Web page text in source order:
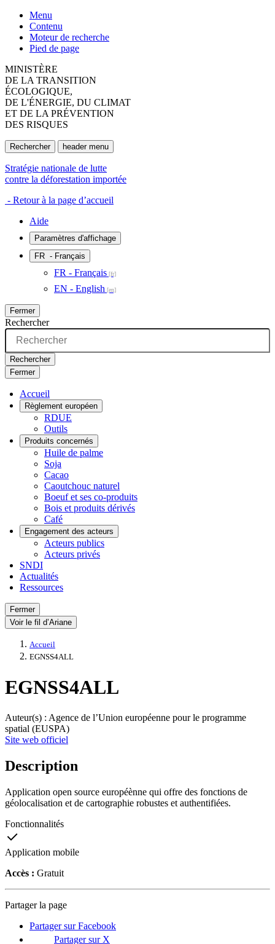
Menu
Contenu
Moteur de recherche
Pied de page
MINISTÈRE
DE LA TRANSITION
ÉCOLOGIQUE,
DE L'ÉNERGIE, DU CLIMAT
ET DE LA PRÉVENTION
DES RISQUES
Rechercher header menu
Stratégie nationale de lutte
contre la déforestation importée
- Retour à la page d’accueil
Aide
Paramètres d'affichage
FR - Français
FR - Français
EN - English
Fermer
Rechercher
Rechercher
Fermer
Accueil
Règlement européen
RDUE
Outils
Produits concernés
Huile de palme
Soja
Cacao
Caoutchouc naturel
Boeuf et ses co-produits
Bois et produits dérivés
Café
Engagement des acteurs
Acteurs publics
Acteurs privés
SNDI
Actualités
Ressources
Fermer
Voir le fil d’Ariane
Accueil
EGNSS4ALL
EGNSS4ALL
Auteur(s) : Agence de l’Union européenne pour le programme
spatial (EUSPA)
Site web officiel
Description
Application open source européènne qui offre des fonctions de
géolocalisation et de cartographie robustes et authentifiées.
Fonctionnalités
Application mobile
Accès : Gratuit
Partager la page
Partager sur Facebook
Partager sur X